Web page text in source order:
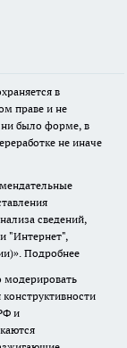
в
праве и не
ни было форме, в
не иначе
сведений,
"Интернет",
Подробнее
модерировать
и